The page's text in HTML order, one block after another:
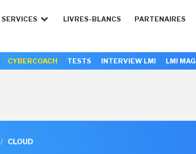
SERVICES LIVRES-BLANCS PARTENAIRES
CYBERCOACH TESTS INTERVIEW LMI LMI MAG
/ CLOUD